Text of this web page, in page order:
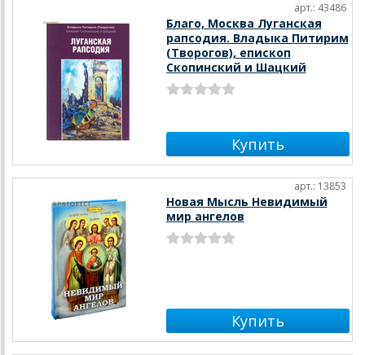
арт.: 43486
Благо, Москва Луганская
рапсодия. Владыка Питирим
(Творогов), епископ
Скопинский и Шацкий
арт.: 13853
Новая Мысль Невидимый
мир ангелов